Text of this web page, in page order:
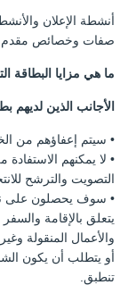
أنشطة الإعلان
صفات وخصائص مقدم
ما هي مزايا البطاقة
الأجانب الذين لديهم
• سيتم إعفاؤهم من
• لا يمكنهم
التصويت والترشح
• سوف يحصلون على نفس
يتعلق بالإقامة
والأعمال المنقولة
أو يتطلب أن يكون
تنطبق.